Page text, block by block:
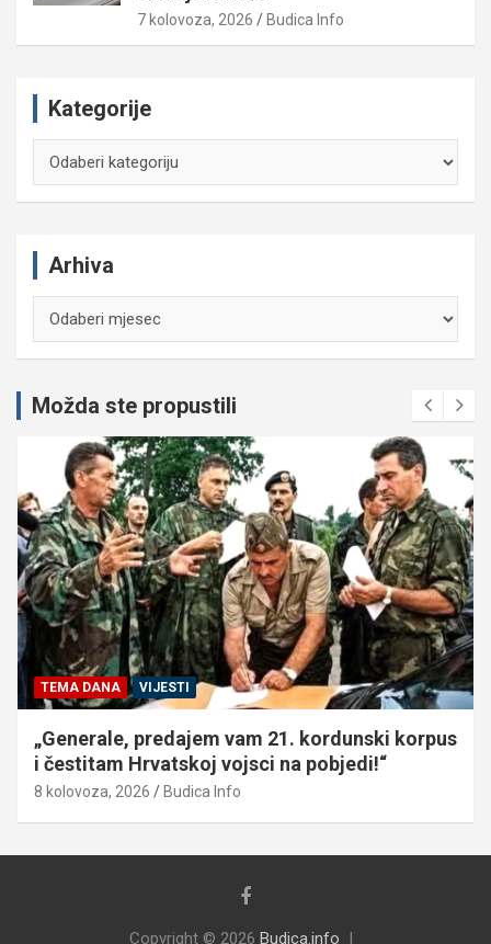
7 kolovoza, 2026 Budica Info
Kategorije
Arhiva
Možda ste propustili
TEMA DANA VIJESTI
„Generale, predajem vam 21. kordunski korpus
i čestitam Hrvatskoj vojsci na pobjedi!“
8 kolovoza, 2026 Budica Info
Copyright © 2026 Budica.info